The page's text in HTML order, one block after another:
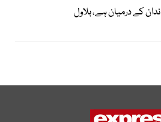
کے درمیان ہے، بلاول